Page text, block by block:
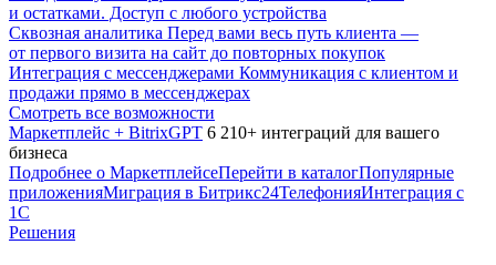
и остатками. Доступ с любого устройства
Сквозная аналитика Перед вами весь путь клиента —
от первого визита на сайт до повторных покупок
Интеграция с мессенджерами Коммуникация с клиентом и
продажи прямо в мессенджерах
Смотреть все возможности
Маркетплейс + BitrixGPT 6 210+ интеграций для вашего
бизнеса
Подробнее о МаркетплейсеПерейти в каталогПопулярные
приложенияМиграция в Битрикс24ТелефонияИнтеграция с
1С
Решения